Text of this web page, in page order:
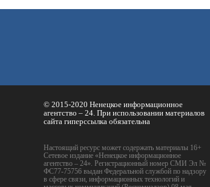
© 2015-2020 Ненецкое информационное
агентство – 24. При использовании материалов
сайта гиперссылка обязательна
Настоящий ресурс может содержать материалы 16+
Сетевое издание «Ненецкое информационное
агентство – 24». Регистрационный номер СМИ Эл №
ФС77-75756 выдан Федеральной службой по надзору
в сфере связи, информационных технологий и